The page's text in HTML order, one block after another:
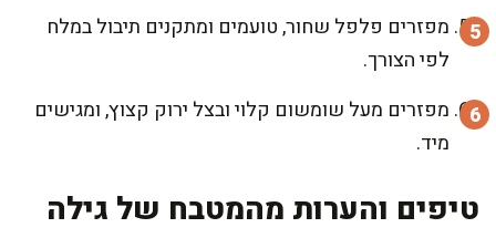
מפזרים פלפל שחור, טועמים ומתקנים תיבול במלח
לפי הצורך.
מפזרים מעל שומשום קלוי ובצל ירוק קצוץ, ומגישים
מיד.
טיפים והערות מהמטבח של גילה